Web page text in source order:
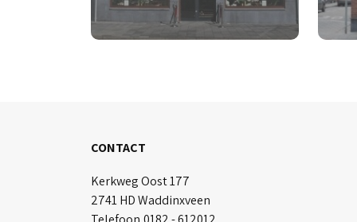
CONTACT
Kerkweg Oost 177
2741 HD Waddinxveen